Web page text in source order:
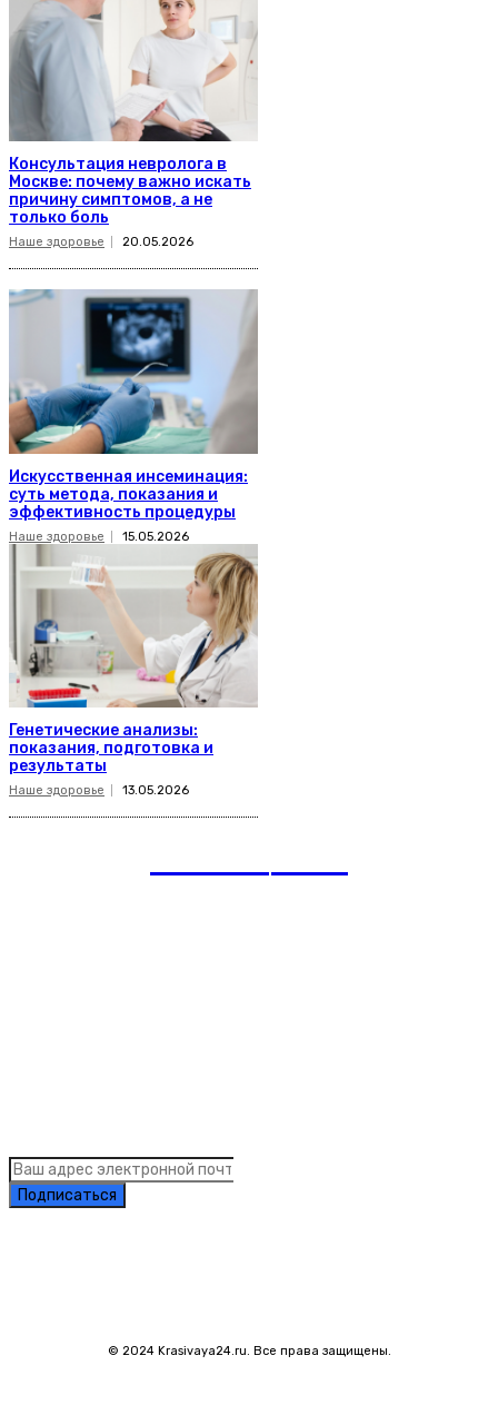
Консультация невролога в
Москве: почему важно искать
причину симптомов, а не
только боль
Наше здоровье 20.05.2026
Искусственная инсеминация:
суть метода, показания и
эффективность процедуры
Наше здоровье 15.05.2026
Генетические анализы:
показания, подготовка и
результаты
Наше здоровье 13.05.2026
Подписаться
© 2024 Krasivaya24.ru. Все права защищены.